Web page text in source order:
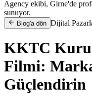
Blog'a dön Dijital
KKTC
Filmi:
Güçlendirin